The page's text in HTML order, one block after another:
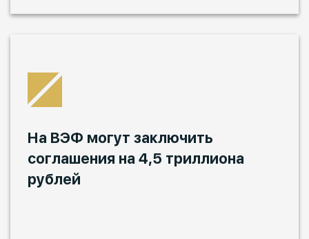
На ВЭФ могут заключить
соглашения на 4,5 триллиона
рублей